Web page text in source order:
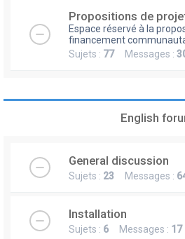
Propositions de
Espace réservé à la
financement
Sujets : 77Messages :
English
General discussion
Sujets : 23 Messages :
Installation
Sujets : 6 Messages : 17